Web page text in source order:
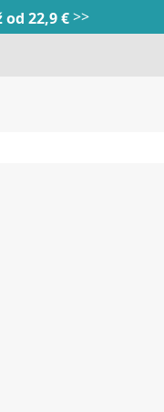
stránok súhlasíte s
|už od 9,90€
zľavy až 90%
od 22,9 €>>